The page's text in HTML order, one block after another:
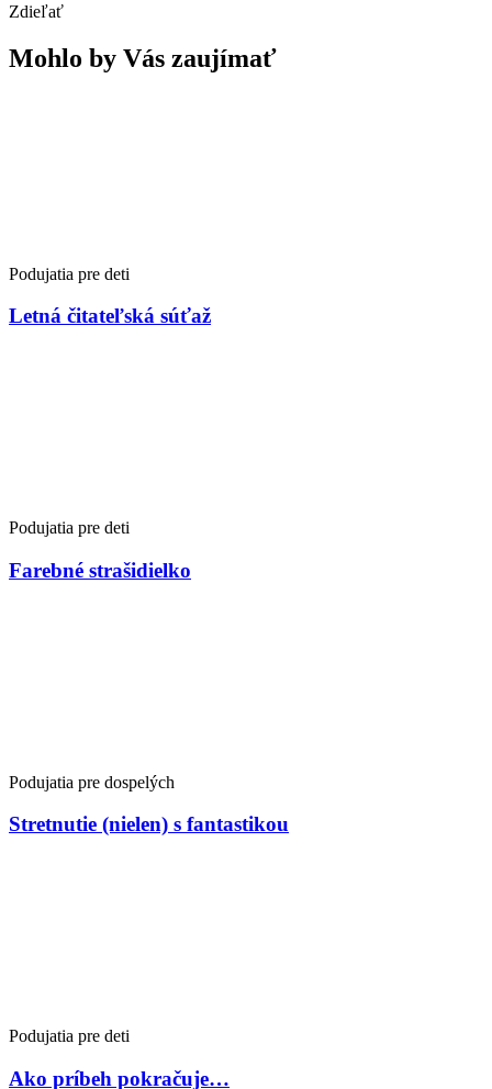
Zdieľať
Mohlo by Vás zaujímať
Podujatia pre deti
Letná čitateľská súťaž
Podujatia pre deti
Farebné strašidielko
Podujatia pre dospelých
Stretnutie (nielen) s fantastikou
Podujatia pre deti
Ako príbeh pokračuje…